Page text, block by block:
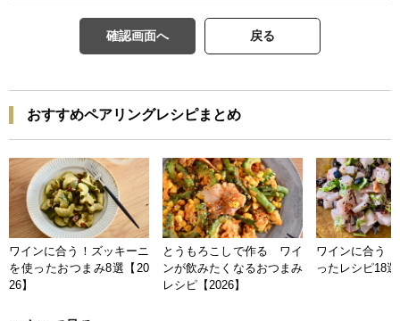
確認画面へ 戻る
おすすめペアリングレシピまとめ
ワインに合う！ズッキーニ
を使ったおつまみ8選【20
26】
とうもろこしで作る ワイ
ンが飲みたくなるおつまみ
レシピ【2026】
ワインに合う
ったレシピ18